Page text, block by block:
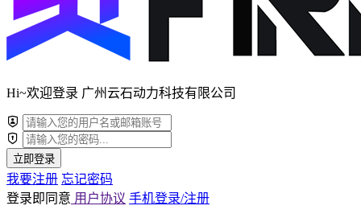
Hi~欢迎登录 广州云石动力科技有限公司
立即登录
我要注册 忘记密码
登录即同意 用户协议 手机登录/注册